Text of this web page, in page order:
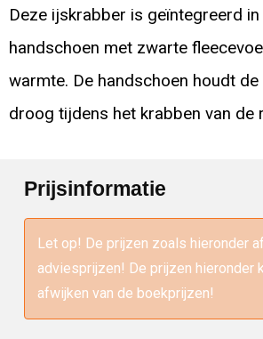
Deze ijskrabber is geïntegreerd
handschoen met zwarte
warmte. De handschoen houdt
droog tijdens het krabben van de
Prijsinformatie
Let op! De prijzen zoals hieronder
adviesprijzen! De prijzen hieronder
afwijken van de boekprijzen!